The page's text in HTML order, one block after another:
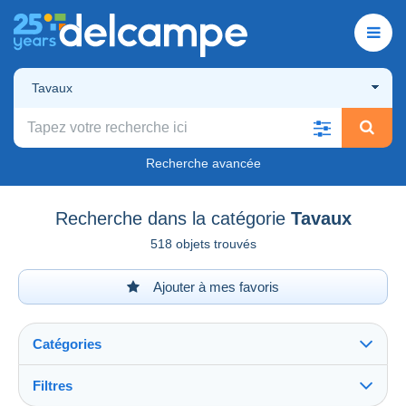
Tavaux
Recherche avancée
Recherche dans la catégorie Tavaux
518 objets trouvés
Ajouter à mes favoris
Catégories
Filtres